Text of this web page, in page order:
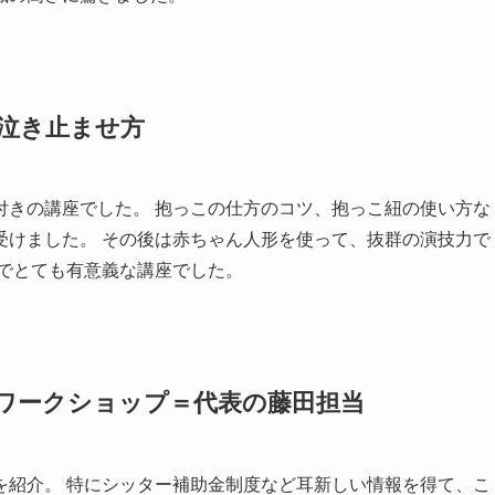
き止ませ方
の講座でした。 抱っこの仕方のコツ、抱っこ紐の使い方な
ました。 その後は赤ちゃん人形を使って、抜群の演技力で
ても有意義な講座でした。
ークショップ＝代表の藤田担当
介。 特にシッター補助金制度など耳新しい情報を得て、こ